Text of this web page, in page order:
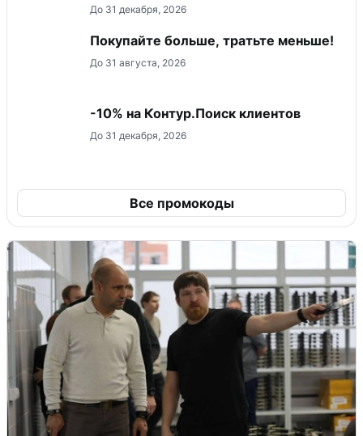
До 31 декабря, 2026
Покупайте больше, тратьте меньше!
До 31 августа, 2026
-10% на Контур.Поиск клиентов
До 31 декабря, 2026
Все промокоды